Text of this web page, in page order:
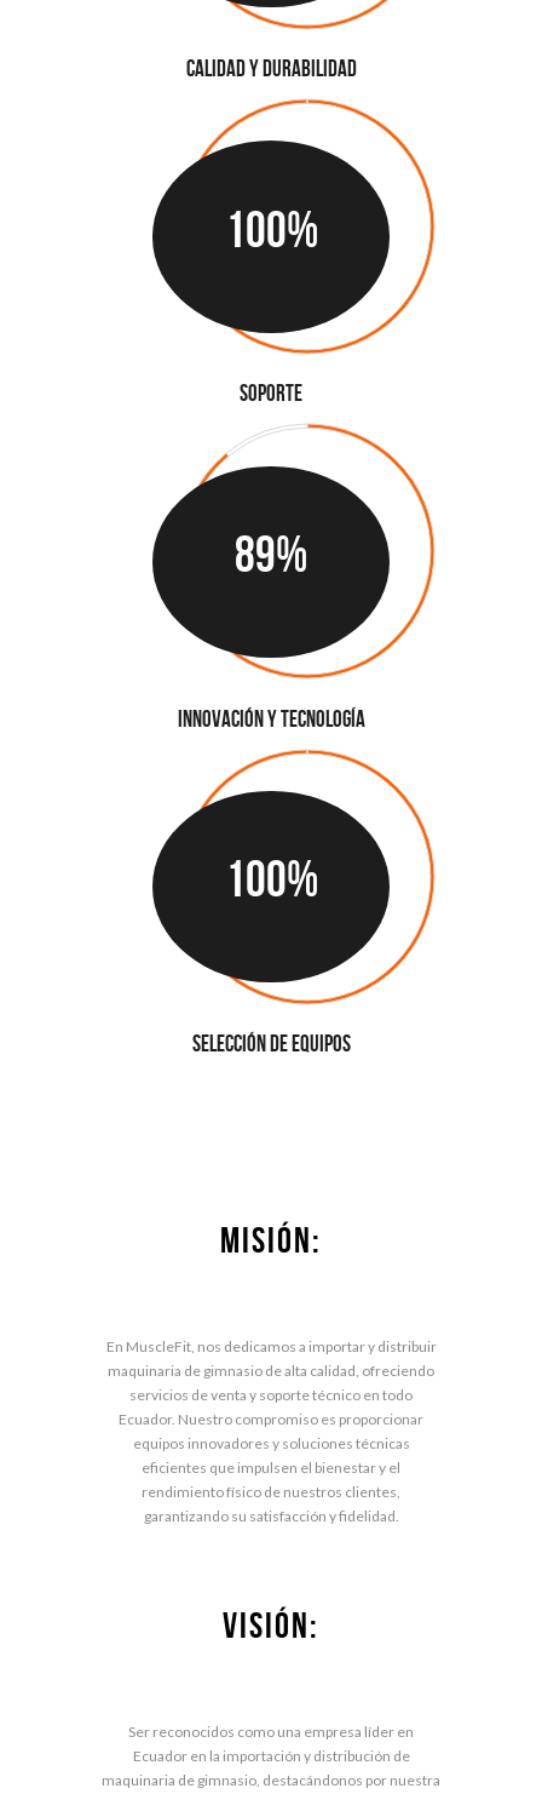
Calidad y Durabilidad
100%
Soporte
89%
Innovación y Tecnología
100%
Selección de Equipos
MISIÓN:
En MuscleFit, nos dedicamos a importar y distribuir
maquinaria de gimnasio de alta calidad, ofreciendo
servicios de venta y soporte técnico en todo
Ecuador. Nuestro compromiso es proporcionar
equipos innovadores y soluciones técnicas
eficientes que impulsen el bienestar y el
rendimiento físico de nuestros clientes,
garantizando su satisfacción y fidelidad.
VISIÓN:
Ser reconocidos como una empresa líder en
Ecuador en la importación y distribución de
maquinaria de gimnasio, destacándonos por nuestra